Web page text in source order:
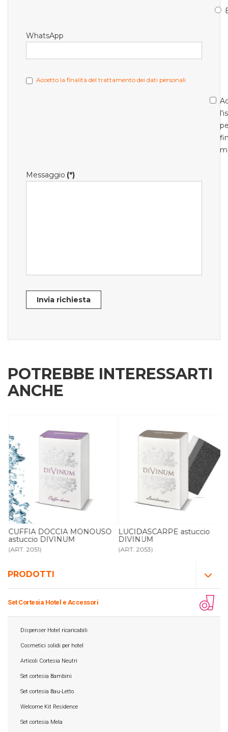
PRODOTTI
Set Cortesia Hotel e Accessori
Dispenser Hotel ricaricabili
Cosmetici solidi per hotel
Articoli Cortesia Neutri
Set cortesia Bambini
Set cortesia Bau-Letto
Welcome Kit Residence
Set cortesia Mela
WhatsApp
Accetto la finalità del trattamento dei dati personali
Messaggio (*)
Invia richiesta
POTREBBE INTERESSARTI
ANCHE
CUFFIA DOCCIA MONOUSO
astuccio DIVINUM
(ART. 2051)
LUCIDASCARPE astuccio
DIVINUM
(ART. 2053)